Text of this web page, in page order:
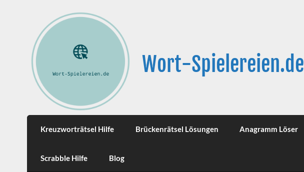
Wort-Spielereien.de
Kreuzworträtsel Hilfe Brückenrätsel Lösungen Anagramm Löser
Scrabble Hilfe Blog